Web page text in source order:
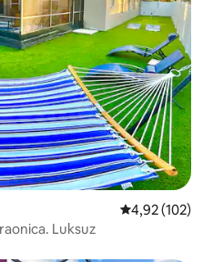
Prosječna
4,92 (102)
Luksuz